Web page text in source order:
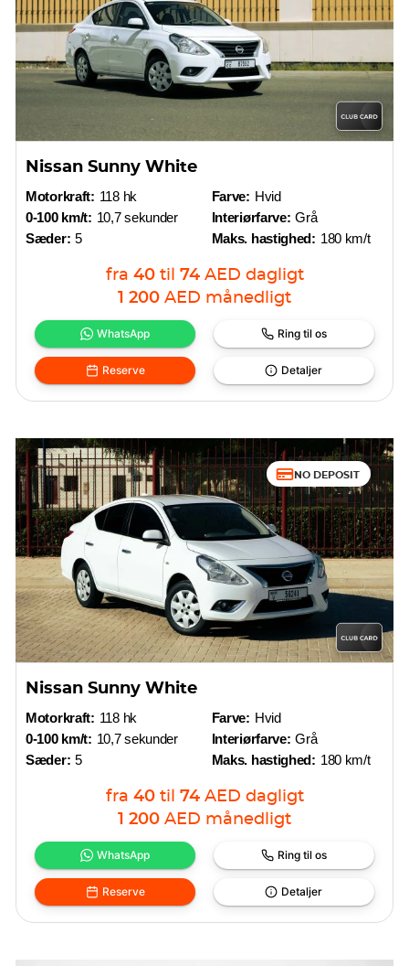
Nissan Sunny White
Motorkraft: 118 hk
0-100 km/t: 10,7 sekunder
Sæder: 5
Farve: Hvid
Interiørfarve: Grå
Maks. hastighed: 180 km/t
fra 40 til 74 AED dagligt
1 200 AED månedligt
WhatsApp Ring til os
Reserve Detaljer
NO DEPOSIT
Nissan Sunny White
Motorkraft: 118 hk
0-100 km/t: 10,7 sekunder
Sæder: 5
Farve: Hvid
Interiørfarve: Grå
Maks. hastighed: 180 km/t
fra 40 til 74 AED dagligt
1 200 AED månedligt
WhatsApp Ring til os
Reserve Detaljer